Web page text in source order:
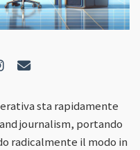
sta rapidamente
journalism, portando
radicalmente il modo in